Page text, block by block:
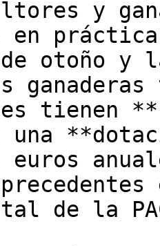
y
en
de otoño
tienen
una
euros
de la